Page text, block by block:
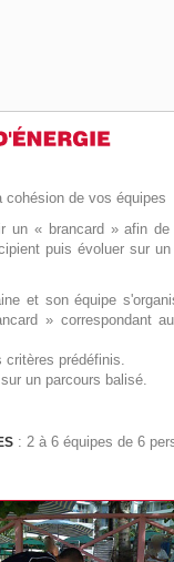
cohésion de vos équipes
un « brancard » afin
puis évoluer sur
et son équipe
» correspondant
critères prédéfinis.
un parcours balisé.
: 2 à 6 équipes de 6